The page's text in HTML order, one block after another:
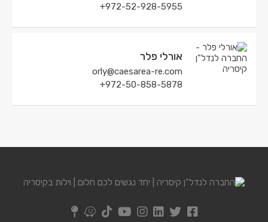
972-52-928-5955⁩+
אורלי פלר
orly@caesarea-re.com
972-50-858-5878⁩+